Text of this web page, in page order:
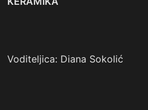
Voditeljica: Diana Sokolić